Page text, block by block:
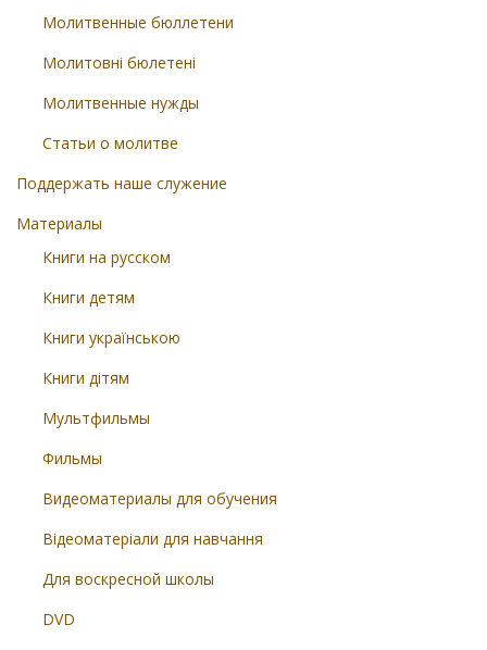
Молитвенные бюллетени
Молитовні бюлетені
Молитвенные нужды
Статьи о молитве
Поддержать наше служение
Материалы
Книги на русском
Книги детям
Книги українською
Книги дітям
Мультфильмы
Фильмы
Видеоматериалы для обучения
Відеоматеріали для навчання
Для воскресной школы
DVD